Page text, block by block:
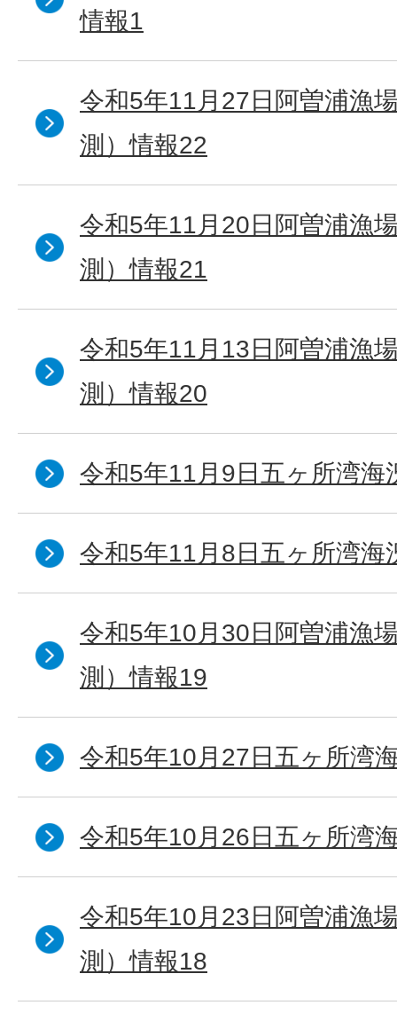
情報1
令和5年11月27日阿曽浦漁
測）情報22
令和5年11月20日阿曽浦漁
測）情報21
令和5年11月13日阿曽浦漁
測）情報20
令和5年11月9日五ヶ所湾海
令和5年11月8日五ヶ所湾海
令和5年10月30日阿曽浦漁
測）情報19
令和5年10月27日五ヶ所湾
令和5年10月26日五ヶ所湾
令和5年10月23日阿曽浦漁
測）情報18